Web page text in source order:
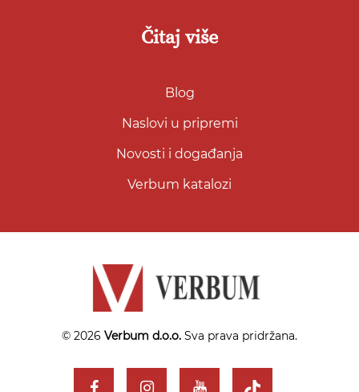
Čitaj više
Blog
Naslovi u pripremi
Novosti i događanja
Verbum katalozi
© 2026 Verbum d.o.o. Sva prava pridržana.